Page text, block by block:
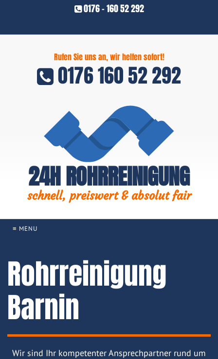
0176 - 160 52 292
Rufen Sie uns an, wir helfen sofort!
0176 160 52 292
24H ROHRREINIGUNG
schnell, preiswert & absolut fair
≡ MENU
Rohrreinigung
Barnin
Wir sind Ihr kompetenter Ansprechpartner rund um